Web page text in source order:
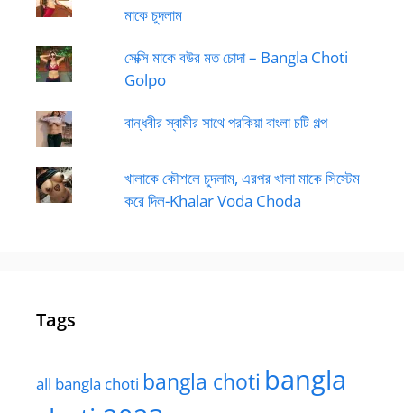
মাকে চুদলাম
সেক্সি মাকে বউর মত চোদা – Bangla Choti
Golpo
বান্ধবীর স্বামীর সাথে পরকিয়া বাংলা চটি গল্প
খালাকে কৌশলে চুদলাম, এরপর খালা মাকে সিস্টেম
করে দিল-Khalar Voda Choda
Tags
all bangla choti bangla choti bangla